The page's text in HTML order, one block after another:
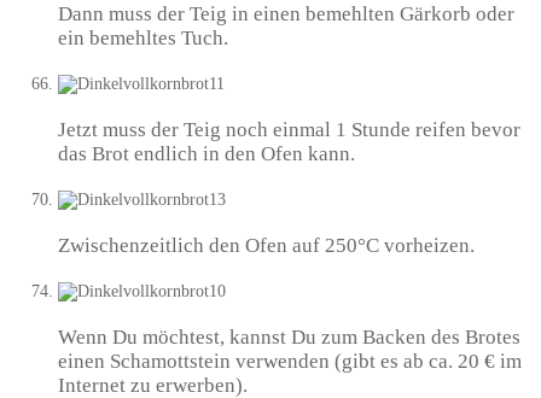
Dann muss der Teig in einen bemehlten Gärkorb oder
ein bemehltes Tuch.
Jetzt muss der Teig noch einmal 1 Stunde reifen bevor
das Brot endlich in den Ofen kann.
Zwischenzeitlich den Ofen auf 250°C vorheizen.
Wenn Du möchtest, kannst Du zum Backen des Brotes
einen Schamottstein verwenden (gibt es ab ca. 20 € im
Internet zu erwerben).